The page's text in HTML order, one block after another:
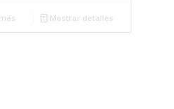
Mostrar detalles